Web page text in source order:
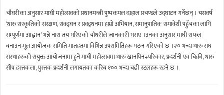
चौधरीका अनुसार माघी महोत्सवको प्रधानमन्त्री पुष्पकमल दाहाल प्रचण्डले उद्घाटन गर्नेछन् । यसवर्ष
‘थारु संस्कृतिको संरक्षण, संवद्र्धन र प्रवद्र्धनमा हाम्रो अभियान, समानुपातिक समावेशी पहुँचका लागि
सम्पूर्णमा आह्वान’ भन्ने नारा तय गरिएको चौधरीले जानकारी गराए ।उनका अनुसार माघी सफल
बनाउन मूल आयोजक समिति मातहतमा विभिन्न उपसमितिहरू गठन गरिएको छ ।२० भन्दा थारु संघ
संस्थाहरुको संयुक्त आयोजनामा हुने माघी महोत्सवमा थारु खानपिन÷परिकार, प्रदर्शनी एवं बिक्री, थारु
सीप हस्तकला, पुस्तक प्रदर्शनी लगायतका करिब १०० भन्दा बढी स्टलहरू रहने छ ।